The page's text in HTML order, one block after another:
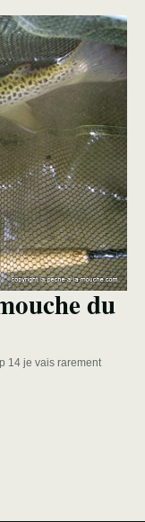
du
14 je vais rarement